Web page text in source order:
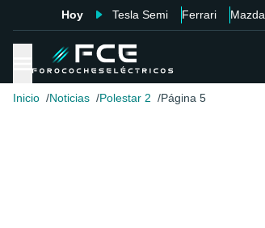
Hoy Tesla Semi Ferrari Mazda
Inicio Noticias Polestar 2 Página 5